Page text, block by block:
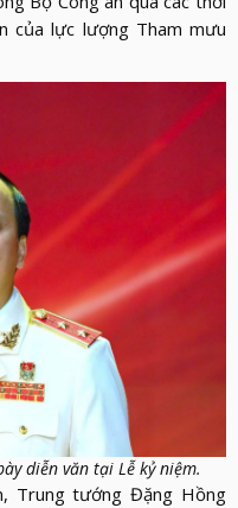
của lực lượng Tham mưu
diễn văn tại Lễ kỷ niệm.
Trung tướng Đặng Hồng